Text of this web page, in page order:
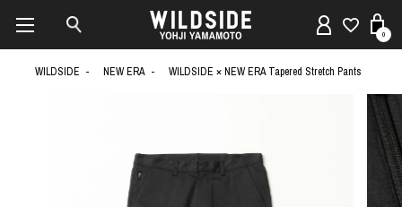
0
WILDSIDE NEW ERA WILDSIDE × NEW ERA Tapered Stretch Pants